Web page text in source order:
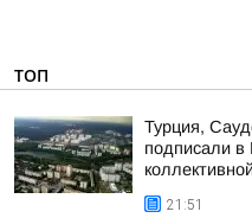
ТОП
Турция,
подписали в
21:51